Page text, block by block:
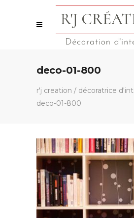
deco-01-800
r'j creation / décoratrice
deco-01-800